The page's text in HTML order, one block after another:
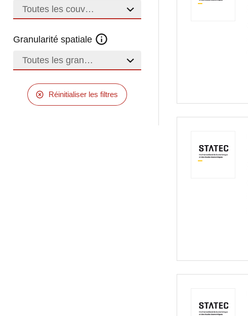
Toutes les couvertures
Granularité spatiale
Toutes les granularités
Réinitialiser les filtres